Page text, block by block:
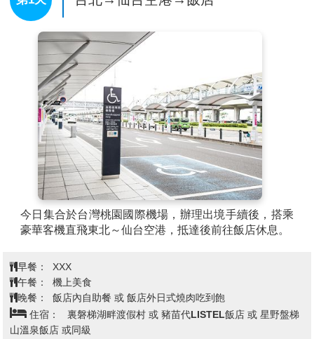
今日集合於台灣桃園國際機場，辦理出境手續後，搭乘
豪華客機直飛東北～仙台空港，抵達後前往飯店休息。
早餐：
XXX
午餐：
機上美食
晚餐：
飯店內自助餐 或 飯店外日式燒肉吃到飽
住宿：
裏磐梯湖畔渡假村 或 豬苗代LISTEL飯店 或 星野盤梯
山溫泉飯店 或同級